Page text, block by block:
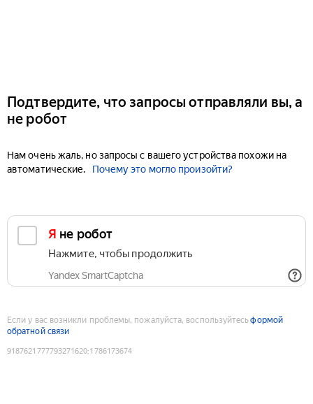
Подтвердите, что запросы отправляли вы, а
не робот
Нам очень жаль, но запросы с вашего устройства похожи на
автоматические.
Почему это могло произойти?
Я не робот
Нажмите, чтобы продолжить
Yandex SmartCaptcha
Если у вас возникли проблемы, пожалуйста, воспользуйтесьформой
обратной связи
9187621777793271620:1786173674